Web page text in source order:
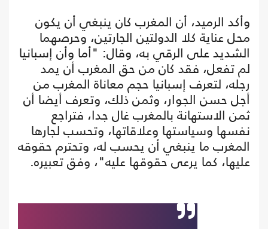
وأكد الرميد، أن المغرب كان ينبغي أن يكون
محل عناية كلا الدولتين الجارتين، وحرصهما
الشديد على الرقي به، وقال: "أما وأن إسبانيا
لم تفعل، فقد كان من حق المغرب أن يمد
رجله، لتعرف إسبانيا حجم معاناة المغرب من
أجل حسن الجوار، وثمن ذلك، وتعرف أيضا أن
ثمن الاستهانة بالمغرب غال جدا، فتراجع
نفسها وسياستها وعلاقاتها، وتحسب لجارها
المغرب ما ينبغي أن يحسب له، وتحترم حقوقه
عليها، كما يرعى حقوقها عليه"، وفق تعبيره.